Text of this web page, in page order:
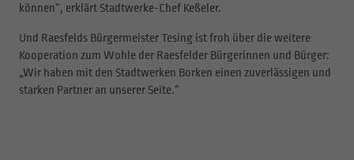
können“, erklärt Stadtwerke-Chef Keßeler.
Und Raesfelds Bürgermeister Tesing ist froh über die weitere
Kooperation zum Wohle der Raesfelder Bürgerinnen und Bürger:
„Wir haben mit den Stadtwerken Borken einen zuverlässigen und
starken Partner an unserer Seite.“